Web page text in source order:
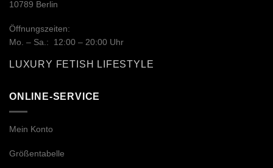
10789 Berlin
Öffnungszeiten:
Mo. – Sa.: 12:00 – 20:00 Uhr
LUXURY FETISH LIFESTYLE
ONLINE-SERVICE
Mein Konto
Größentabelle